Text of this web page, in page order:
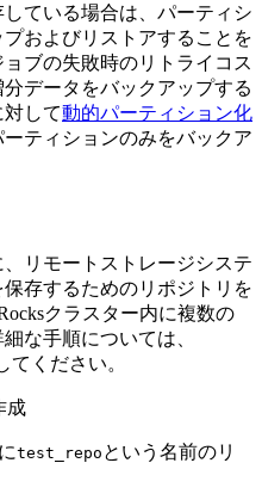
ている場合は、パーティシ
およびリストアすることを
ブの失敗時のリトライコス
データをバックアップする
して動的パーティション化
ティションのみをバックア
リモートストレージシステ
存するためのリポジトリを
クラスター内に複数の
な手順については、
てください。
成
test_repo という名前のリ